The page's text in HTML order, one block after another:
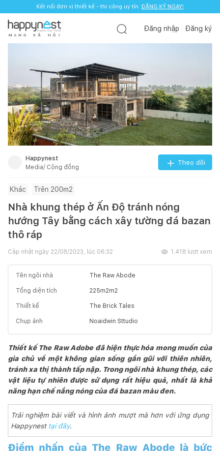
Kết nối đơn vị thiết kế - thi công uy tín. ĐĂNG KÝ NGAY!
M Ạ N G X Ã H Ộ I
Đăng nhập Đăng ký
Happynest
Media/ Cộng đồng
Theo dõi
Khác Trên 200m2
Nhà khung thép ở Ấn Độ tránh nóng
hướng Tây bằng cách xây tường đá bazan
thô ráp
Cập nhật ngày 22/08/2023, lúc 06:32 1.418 lượt xem
Tên ngôi nhà The Raw Abode
Tổng diện tích 225m2m2
Thiết kế The Brick Tales
Chụp ảnh Noaidwin Sttudio
Thiết kế The Raw Adobe đã hiện thực hóa mong muốn của
gia chủ về một không gian sống gần gũi với thiên nhiên,
tránh xa thị thành tấp nập. Trong ngôi nhà khung thép, các
vật liệu tự nhiên được sử dụng rất hiệu quả, nhất là khả
năng hạn chế nắng nóng của đá bazan màu đen.
Trải nghiệm bài viết và hình ảnh mượt mà hơn với ứng dụng
Happynest tại đây.
Điểm nhấn của The Raw Abode là bức